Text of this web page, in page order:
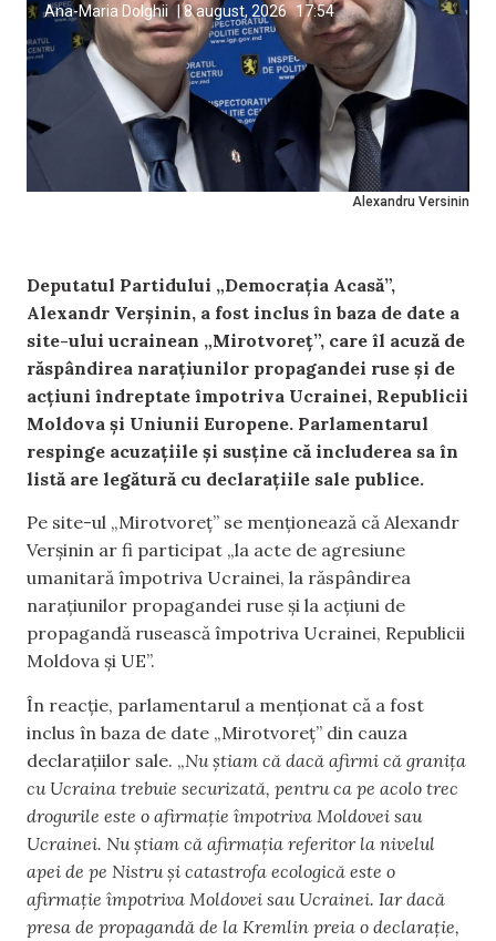
Alexandru Versinin
Ana-Maria Dolghii 8 august, 2026 17:54
Deputatul Partidului „Democrația Acasă”,
Alexandr Verșinin, a fost inclus în baza de date a
site-ului ucrainean „Mirotvoreț”, care îl acuză de
răspândirea narațiunilor propagandei ruse și de
acțiuni îndreptate împotriva Ucrainei, Republicii
Moldova și Uniunii Europene. Parlamentarul
respinge acuzațiile și susține că includerea sa în
listă are legătură cu declarațiile sale publice.
Pe site-ul „Mirotvoreț” se menționează că Alexandr
Verșinin ar fi participat „la acte de agresiune
umanitară împotriva Ucrainei, la răspândirea
narațiunilor propagandei ruse și la acțiuni de
propagandă rusească împotriva Ucrainei, Republicii
Moldova și UE”.
În reacție, parlamentarul a menționat că a fost
inclus în baza de date „Mirotvoreț” din cauza
declarațiilor sale. „Nu știam că dacă afirmi că granița
cu Ucraina trebuie securizată, pentru ca pe acolo trec
drogurile este o afirmație împotriva Moldovei sau
Ucrainei. Nu știam că afirmația referitor la nivelul
apei de pe Nistru și catastrofa ecologică este o
afirmație împotriva Moldovei sau Ucrainei. Iar dacă
presa de propagandă de la Kremlin preia o declarație,